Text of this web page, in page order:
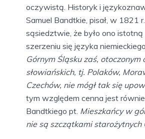
oczywistą. Historyk i
Samuel Bandtkie, pisał, w 1821
sąsiedztwie, że było ono
szerzeniu się języka
Górnym Śląsku zaś, otoczonym
słowiańskich, tj. Polaków,
Czechów, nie mógł tak się
tym względem cenna jest
Bandtkiego pt. Mieszkańcy w
nie są szczątkami starożytnych